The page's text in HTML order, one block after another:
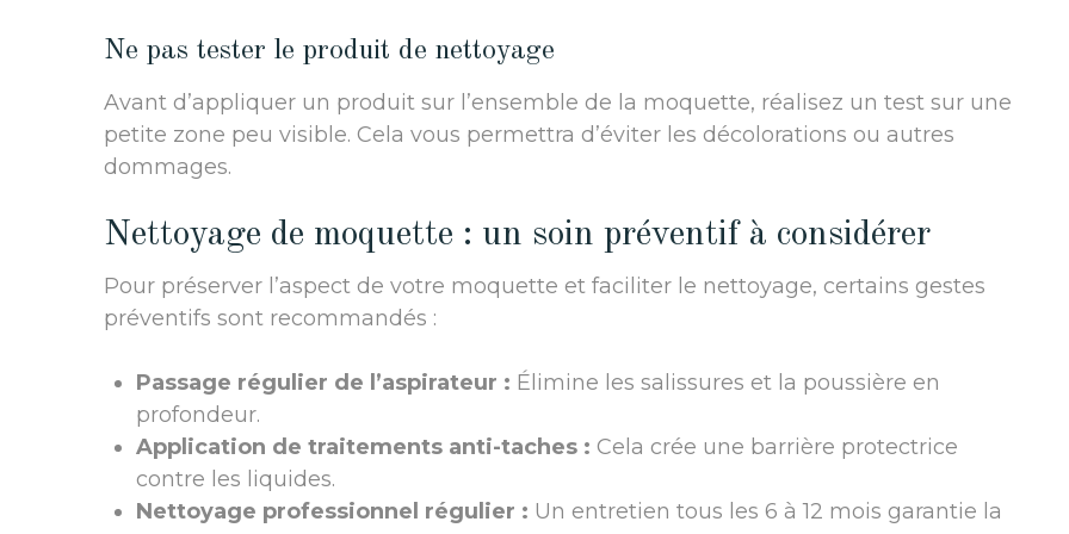
Ne pas tester le produit de nettoyage
Avant d’appliquer un produit sur l’ensemble de la moquette, réalisez un test sur une
petite zone peu visible. Cela vous permettra d’éviter les décolorations ou autres
dommages.
Nettoyage de moquette : un soin préventif à considérer
Pour préserver l’aspect de votre moquette et faciliter le nettoyage, certains gestes
préventifs sont recommandés :
Passage régulier de l’aspirateur : Élimine les salissures et la poussière en
profondeur.
Application de traitements anti-taches : Cela crée une barrière protectrice
contre les liquides.
Nettoyage professionnel régulier : Un entretien tous les 6 à 12 mois garantie la